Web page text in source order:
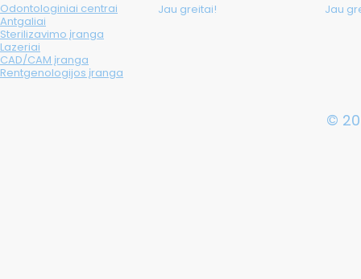
Odontologiniai centrai
Antgaliai
Sterilizavimo įranga
Lazeriai
CAD/CAM įranga
Rentgenologijos įranga
Jau greitai! Jau
©